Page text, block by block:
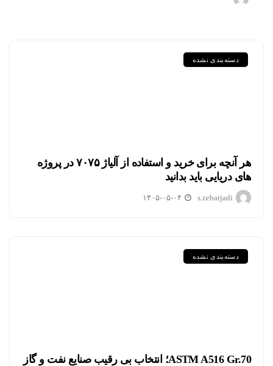
دسته‌بندی نشده
هر آنچه برای خرید و استفاده از آلیاژ ۷۰۷۵ در پروژه
های دریایی باید بدانید
s.zebarjadi ۱۴۰۵-۰۵-۰۴
دسته‌بندی نشده
ASTM A516 Gr.70؛ انتخاب بی رقیب صنایع نفت و گاز